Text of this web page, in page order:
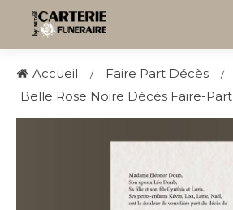
Accueil
Faire Part Décès
Belle Rose Noire Décès Faire-Part